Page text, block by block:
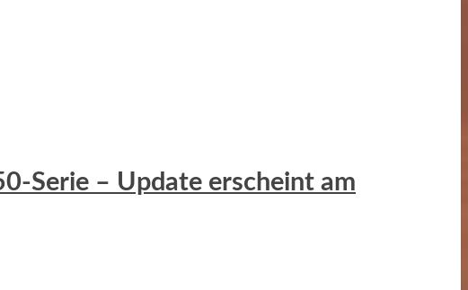
Serie – Update erscheint am